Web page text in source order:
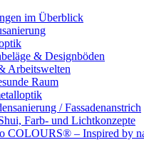
im Überblick
& Designböden
Arbeitswelten
Raum
/ Fassadenanstrich
Farb- und Lichtkonzepte
COLOURS® – Inspired by